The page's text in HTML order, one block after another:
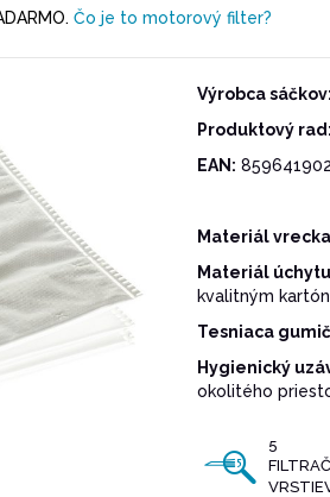
Čo je to motorový filter?
Výrobca sáčkov:
Produktový rad:
EAN:
Materiál
Materiál
kvalitným
Tesniaca
Hygienický
okolitého
5